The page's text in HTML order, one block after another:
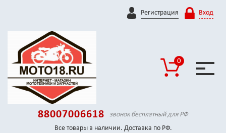
Регистрация Вход
0
88007006618
звонок бесплатный для РФ
Все товары в наличии. Доставка по РФ.